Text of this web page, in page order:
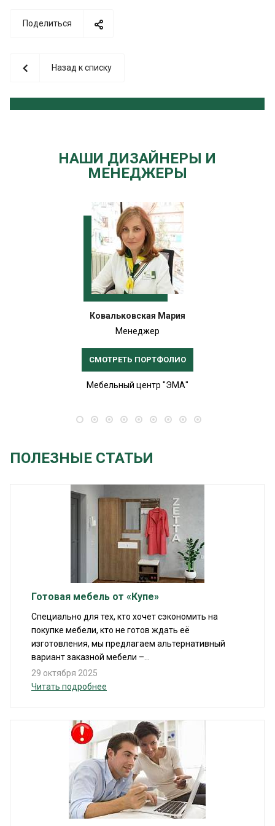
Поделиться
Назад к списку
НАШИ ДИЗАЙНЕРЫ И
МЕНЕДЖЕРЫ
Ковальковская Мария
Менеджер
СМОТРЕТЬ ПОРТФОЛИО
Мебельный центр "ЭМА"
ПОЛЕЗНЫЕ СТАТЬИ
Готовая мебель от «Купе»
Специально для тех, кто хочет сэкономить на
покупке мебели, кто не готов ждать её
изготовления, мы предлагаем альтернативный
вариант заказной мебели –...
29 октября 2025
Читать подробнее